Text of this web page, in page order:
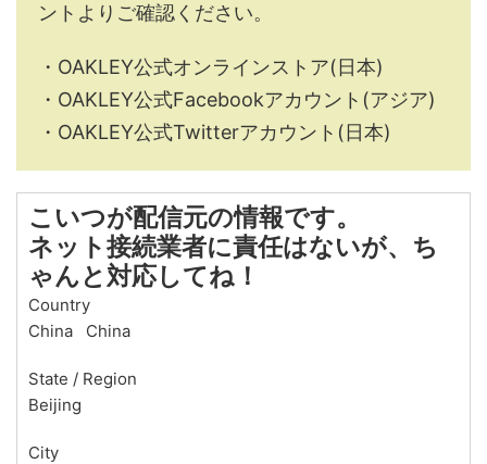
ントよりご確認ください。
・OAKLEY公式オンラインストア(日本)
・OAKLEY公式Facebookアカウント(アジア)
・OAKLEY公式Twitterアカウント(日本)
こいつが配信元の情報です。
ネット接続業者に責任はないが、ち
ゃんと対応してね！
Country
China China
State / Region
Beijing
City